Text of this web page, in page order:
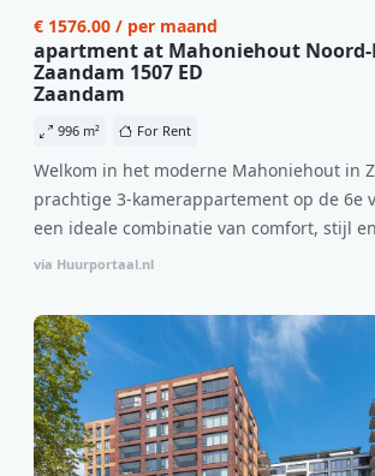
€ 1576.00 / per maand
apartment at Mahoniehout
Zaandam 1507 ED
Zaandam
996 m² For Rent
Welkom in het moderne Mahoniehout in
prachtige 3-kamerappartement op de 6e
een ideale combinatie van comfort, stijl
locatie. Met een huurprijs van €1.576 per
per maand is dit een geweldige kans
die op zoek zijn naar een woning die
vanaf 1 april 2026. Bij binnenkomst word je verwelkomd
in een ruime woonkamer met open
voor 44 m² aan leefruimte. De lichte
genoeg ruimte voor een gezellige
via Huurportaal.nl